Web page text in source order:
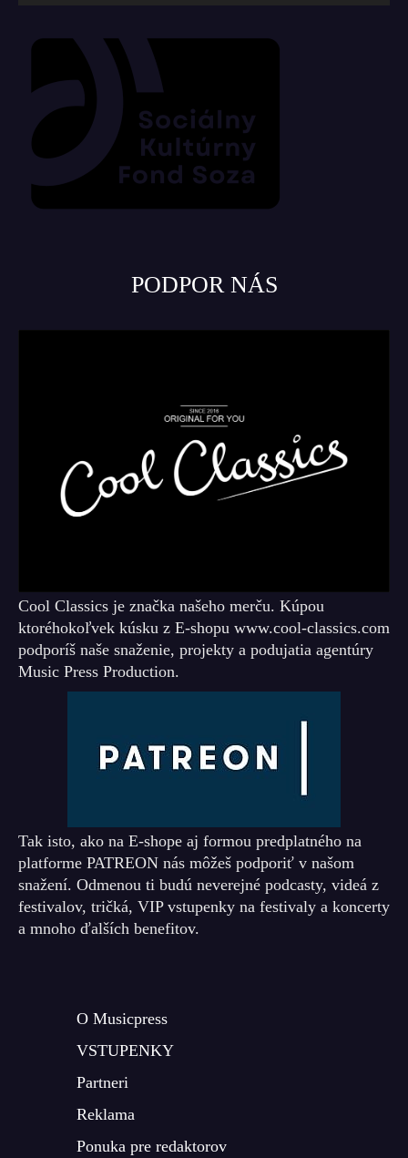
PODPOR NÁS
Cool Classics je značka našeho merču. Kúpou
ktoréhokoľvek kúsku z E-shopu www.cool-classics.com
podporíš naše snaženie, projekty a podujatia agentúry
Music Press Production.
Tak isto, ako na E-shope aj formou predplatného na
platforme PATREON nás môžeš podporiť v našom
snažení. Odmenou ti budú neverejné podcasty, videá z
festivalov, tričká, VIP vstupenky na festivaly a koncerty
a mnoho ďalších benefitov.
O Musicpress
VSTUPENKY
Partneri
Reklama
Ponuka pre redaktorov